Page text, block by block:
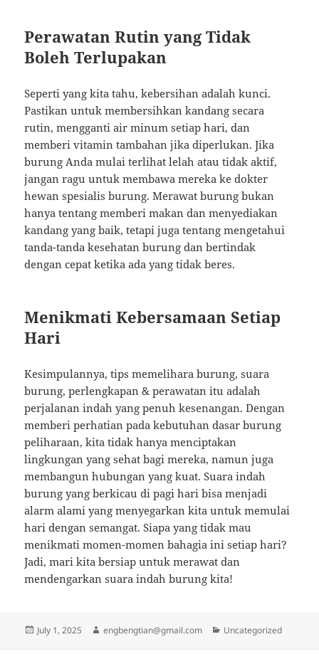
Perawatan Rutin yang Tidak
Boleh Terlupakan
Seperti yang kita tahu, kebersihan adalah kunci.
Pastikan untuk membersihkan kandang secara
rutin, mengganti air minum setiap hari, dan
memberi vitamin tambahan jika diperlukan. Jika
burung Anda mulai terlihat lelah atau tidak aktif,
jangan ragu untuk membawa mereka ke dokter
hewan spesialis burung. Merawat burung bukan
hanya tentang memberi makan dan menyediakan
kandang yang baik, tetapi juga tentang mengetahui
tanda-tanda kesehatan burung dan bertindak
dengan cepat ketika ada yang tidak beres.
Menikmati Kebersamaan Setiap
Hari
Kesimpulannya, tips memelihara burung, suara
burung, perlengkapan & perawatan itu adalah
perjalanan indah yang penuh kesenangan. Dengan
memberi perhatian pada kebutuhan dasar burung
peliharaan, kita tidak hanya menciptakan
lingkungan yang sehat bagi mereka, namun juga
membangun hubungan yang kuat. Suara indah
burung yang berkicau di pagi hari bisa menjadi
alarm alami yang menyegarkan kita untuk memulai
hari dengan semangat. Siapa yang tidak mau
menikmati momen-momen bahagia ini setiap hari?
Jadi, mari kita bersiap untuk merawat dan
mendengarkan suara indah burung kita!
Posted
July 1, 2025 Author
engbengtian@gmail.com Categories
Uncategorized